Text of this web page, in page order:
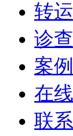
转
诊
案
在
联